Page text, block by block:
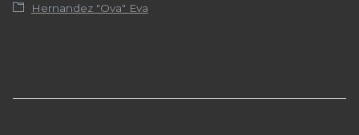
Hernandez "Ova" Eva